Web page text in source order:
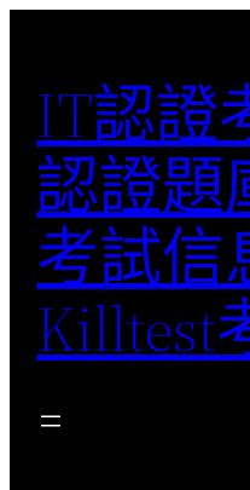
content
IT認證
認證題
考試信
Killtest